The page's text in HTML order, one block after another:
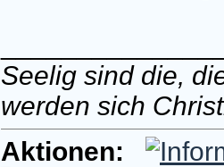
Seelig sind die,
werden sich
Aktionen: